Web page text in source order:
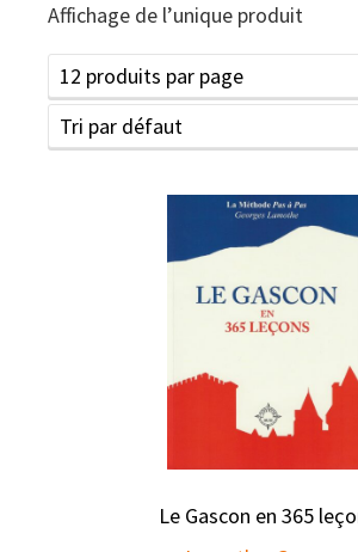
Affichage de l’unique produit
Le Gascon en 365